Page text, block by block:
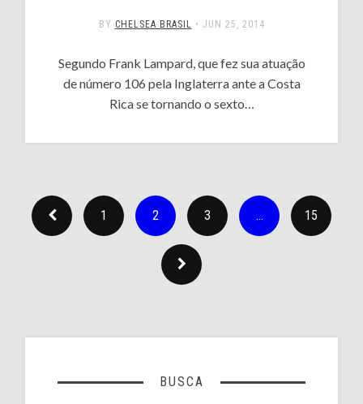
BY CHELSEA BRASIL • JUN 25, 2014
Segundo Frank Lampard, que fez sua atuação
de número 106 pela Inglaterra ante a Costa
Rica se tornando o sexto…
1 2 3 … 15
BUSCA